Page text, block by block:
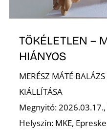
TÖKÉLETLEN –
HIÁNYOS
MERÉSZ MÁTÉ
KIÁLLÍTÁSA
Megnyitó:
Helyszín: MKE,